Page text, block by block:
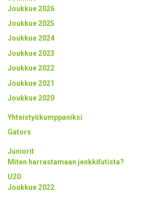
Joukkue 2026
Joukkue 2025
Joukkue 2024
Joukkue 2023
Joukkue 2022
Joukkue 2021
Joukkue 2020
Yhteistyökumppaniksi
Gators
Juniorit
Miten harrastamaan jenkkifutista?
U20
Joukkue 2022